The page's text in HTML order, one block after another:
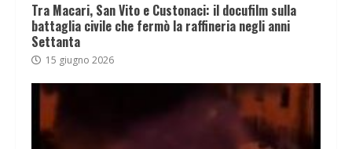
Tra Macari, San Vito e Custonaci: il docufilm sulla
battaglia civile che fermò la raffineria negli anni
Settanta
15 giugno 2026